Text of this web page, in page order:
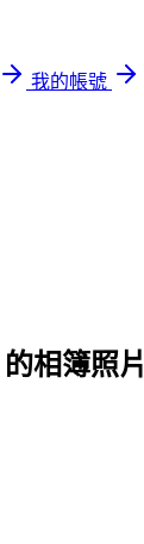
我的帳號
相簿照片